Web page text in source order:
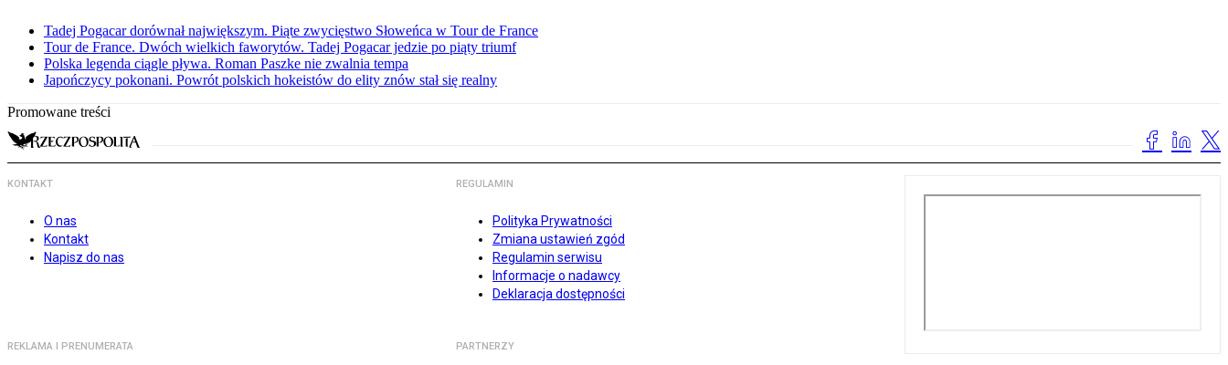
Tadej Pogacar dorównał największym. Piąte zwycięstwo Słoweńca w Tour de France
Tour de France. Dwóch wielkich faworytów. Tadej Pogacar jedzie po piąty triumf
Polska legenda ciągle pływa. Roman Paszke nie zwalnia tempa
Japończycy pokonani. Powrót polskich hokeistów do elity znów stał się realny
Promowane treści
KONTAKT
O nas
Kontakt
Napisz do nas
REGULAMIN
Polityka Prywatności
Zmiana ustawień zgód
Regulamin serwisu
Informacje o nadawcy
Deklaracja dostępności
REKLAMA I PRENUMERATA PARTNERZY